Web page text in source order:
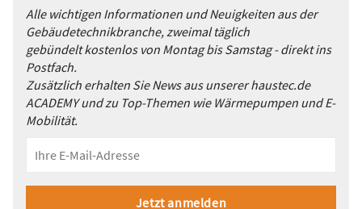
Alle wichtigen Informationen und Neuigkeiten aus der
Gebäudetechnikbranche, zweimal täglich
gebündelt kostenlos von Montag bis Samstag - direkt ins
Postfach.
Zusätzlich erhalten Sie News aus unserer haustec.de
ACADEMY und zu Top-Themen wie Wärmepumpen und E-
Mobilität.